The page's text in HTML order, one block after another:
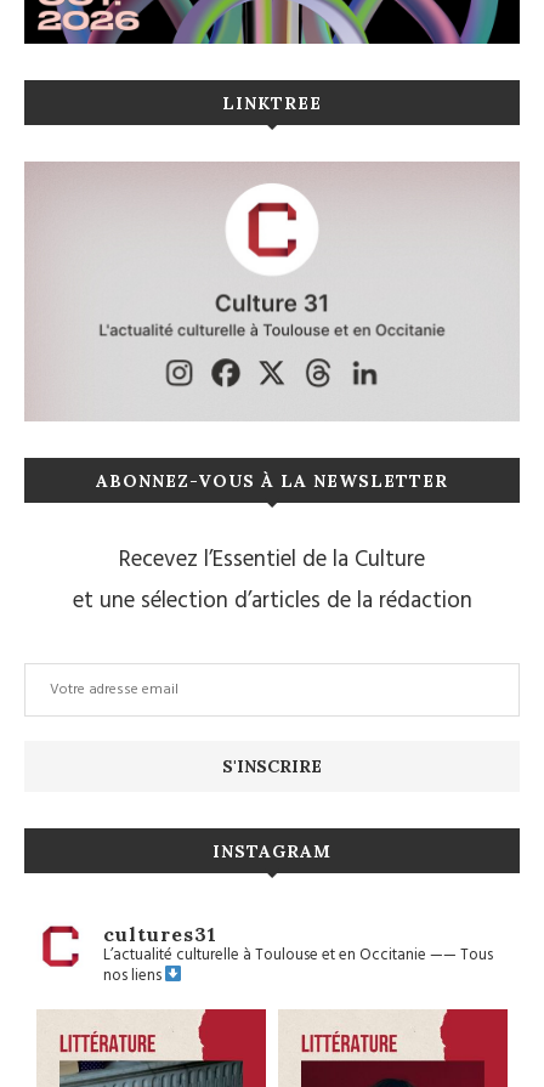
LINKTREE
ABONNEZ-VOUS À LA NEWSLETTER
Recevez l’Essentiel de la Culture
et une sélection d’articles de la rédaction
INSTAGRAM
cultures31
L’actualité culturelle à Toulouse et en Occitanie——Tous
nos liens